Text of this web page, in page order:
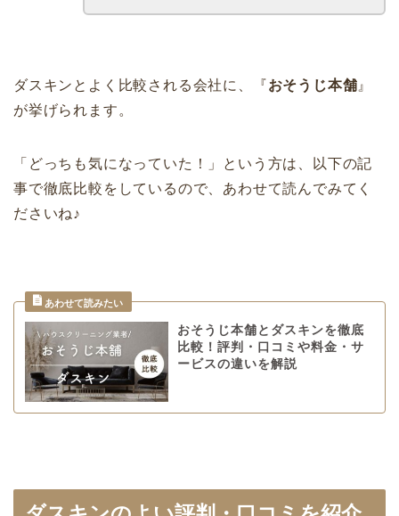
ダスキンとよく比較される会社に、『おそうじ本舗 』
が挙げられます。
「どっちも気になっていた！」という方は、以下の記
事で徹底比較をしているので、あわせて読んでみてく
ださいね♪
おそうじ本舗とダスキンを徹底
比較！評判・口コミや料金・サ
ービスの違いを解説